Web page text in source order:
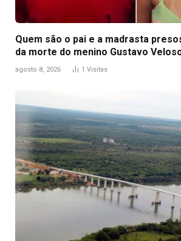
Quem são o pai e a madrasta
da morte do menino Gustavo
agosto 8, 2026 1 Visitas